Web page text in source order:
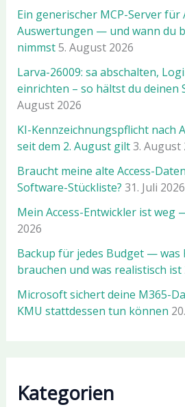
Ein generischer MCP-Server für
Auswertungen — und wann du
nimmst5. August 2026
Larva-26009: sa abschalten,
einrichten – so hältst du deinen
August 2026
KI-Kennzeichnungspflicht nach
seit dem 2. August gilt3. August
Braucht meine alte Access-
Software-Stückliste? 31. Juli 2026
Mein Access-Entwickler ist weg
2026
Backup für jedes Budget — was
brauchen und was realistisch ist
Microsoft sichert deine M365-
KMU stattdessen tun können
Kategorien